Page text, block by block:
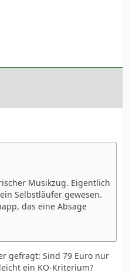
Musikzug. Eigentlich
Selbstläufer gewesen.
das eine Absage
gefragt: Sind 79 Euro nur
ein KO-Kriterium?